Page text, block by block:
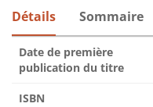
Détails Sommaire
Date de première
publication du titre
ISBN